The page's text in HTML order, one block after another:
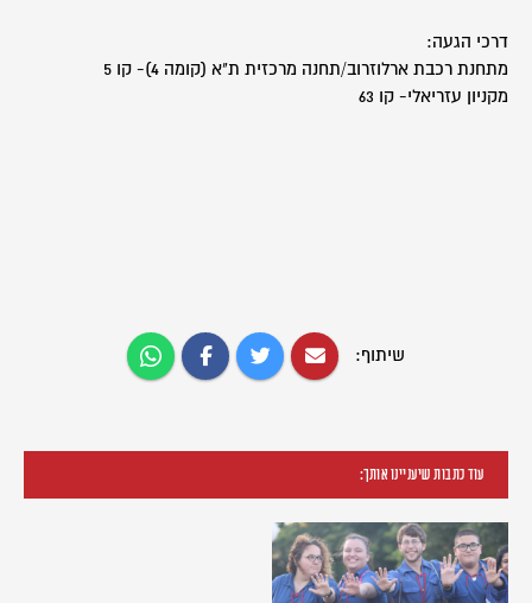
דרכי הגעה:
מתחנת רכבת ארלוזרוב/תחנה מרכזית ת"א (קומה 4)- קו 5
מקניון עזריאלי- קו 63
שיתוף:
עוד כתבות שיעניינו אותך: